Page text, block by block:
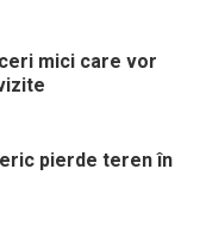
mici care vor
pierde teren în